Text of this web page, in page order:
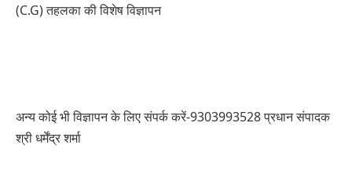
(C.G) तहलका की विशेष विज्ञापन
अन्य कोई भी विज्ञापन के लिए संपर्क करें-9303993528 प्रधान संपादक
श्री धर्मेंद्र शर्मा